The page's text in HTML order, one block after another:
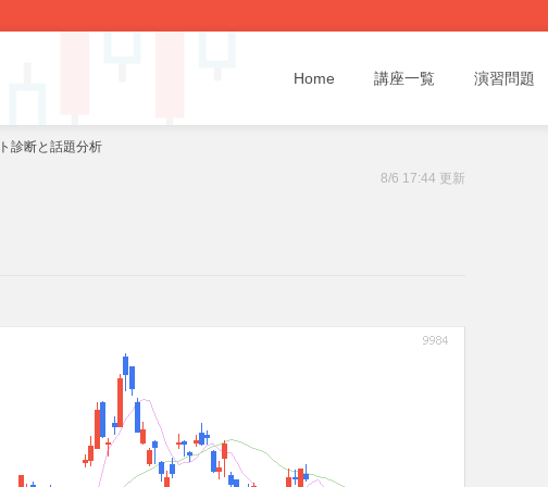
Home 講座一覧 演習問題
診断と話題分析
8/6 17:44 更新